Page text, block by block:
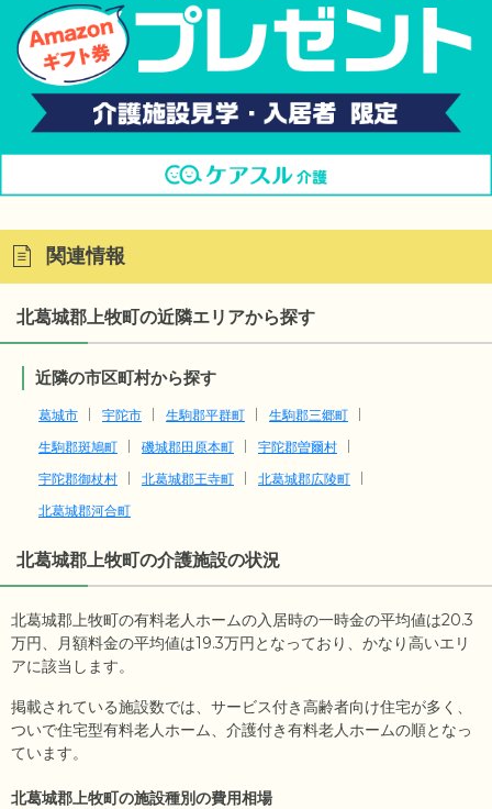
関連情報
北葛城郡上牧町の近隣エリアから探す
近隣の市区町村から探す
葛城市 宇陀市 生駒郡平群町
生駒郡三郷町
生駒郡斑鳩町
磯城郡田原本町
宇陀郡曽爾村
宇陀郡御杖村
北葛城郡王寺町
北葛城郡広陵町
北葛城郡河合町
北葛城郡上牧町の介護施設の状況
北葛城郡上牧町の有料老人ホームの入居時の一時金の平均値は20.3
万円、月額料金の平均値は19.3万円となっており、かなり高いエリ
アに該当します。
掲載されている施設数では、サービス付き高齢者向け住宅が多く、
ついで住宅型有料老人ホーム、介護付き有料老人ホームの順となっ
ています。
北葛城郡上牧町の施設種別の費用相場